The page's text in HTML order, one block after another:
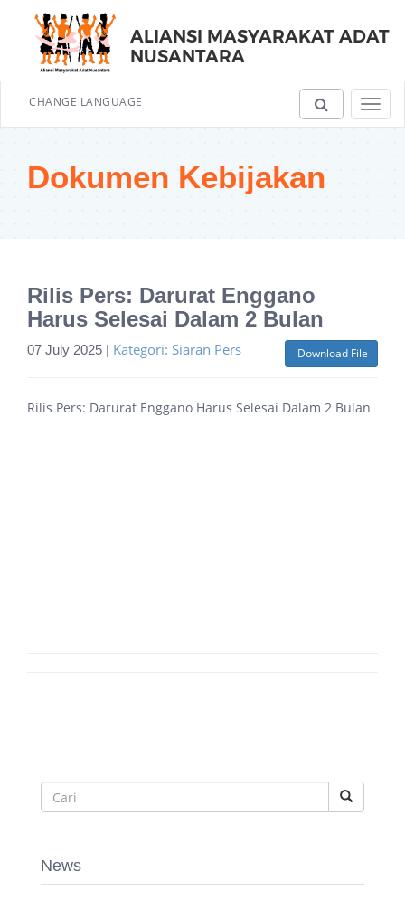
ALIANSI MASYARAKAT ADAT
NUSANTARA
CHANGE LANGUAGE
Dokumen Kebijakan
Rilis Pers: Darurat Enggano
Harus Selesai Dalam 2 Bulan
Download File
07 July 2025 | Kategori: Siaran Pers
Rilis Pers: Darurat Enggano Harus Selesai Dalam 2 Bulan
News